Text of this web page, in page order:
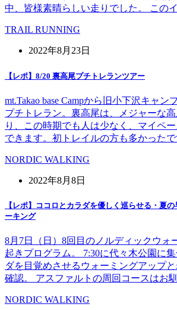
中、皆様素晴らしい走りでした。 この
TRAIL RUNNING
2022年8月23日
【レポ】8/20 裏高尾プチトレランツアー
mt.Takao base Campから旧小下沢キャン
プチトレラン。裏高尾は、メジャーな
り、この時期でも人は少なく、マイペ
できます。初トレイルの方も多かった
NORDIC WALKING
2022年8月8日
【レポ】ココロとカラダを優しく巡らせる・夏
ーキング
8月7日（日）8回目のノルディックウォ
起きプログラム。 7:30に代々木公園に
ダを目覚めさせるウォーミングアップ
確認。 アスファルトの周回コースはお
NORDIC WALKING